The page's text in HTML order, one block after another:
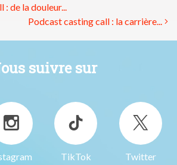
de la douleur...
Podcast casting call : la carrière...
suivre sur
TikTok Twitter